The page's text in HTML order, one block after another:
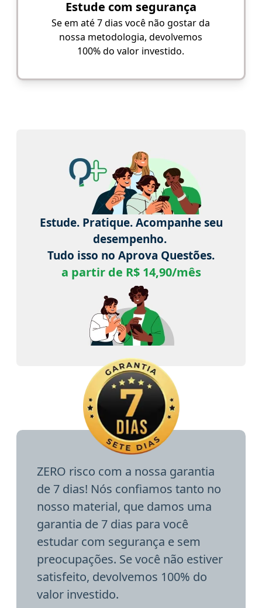
Estude com segurança
Se em até 7 dias você não gostar da
nossa metodologia, devolvemos
100% do valor investido.
Estude. Pratique. Acompanhe seu
desempenho.
Tudo isso no Aprova Questões.
a partir de R$ 14,90/mês
ZERO risco com a nossa garantia
de 7 dias! Nós confiamos tanto no
nosso material, que damos uma
garantia de 7 dias para você
estudar com segurança e sem
preocupações. Se você não estiver
satisfeito, devolvemos 100% do
valor investido.